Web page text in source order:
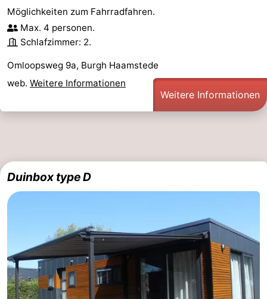
Möglichkeiten zum Fahrradfahren.
Max. 4 personen.
Schlafzimmer: 2.
Omloopsweg 9a, Burgh Haamstede
web. Weitere Informationen
Weitere Informationen
Duinbox type D